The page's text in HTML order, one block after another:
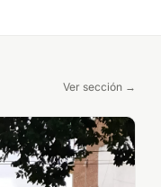
Ver sección →